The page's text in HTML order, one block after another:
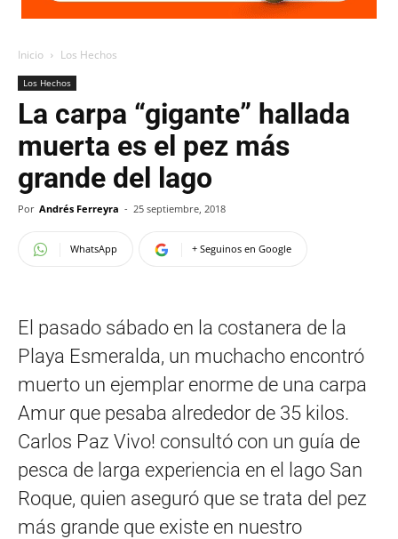
Inicio Los Hechos
Los Hechos
La carpa “gigante” hallada
muerta es el pez más
grande del lago
Por Andrés Ferreyra - 25 septiembre, 2018
WhatsApp + Seguinos en Google
El pasado sábado en la costanera de la
Playa Esmeralda, un muchacho encontró
muerto un ejemplar enorme de una carpa
Amur que pesaba alrededor de 35 kilos.
Carlos Paz Vivo! consultó con un guía de
pesca de larga experiencia en el lago San
Roque, quien aseguró que se trata del pez
más grande que existe en nuestro